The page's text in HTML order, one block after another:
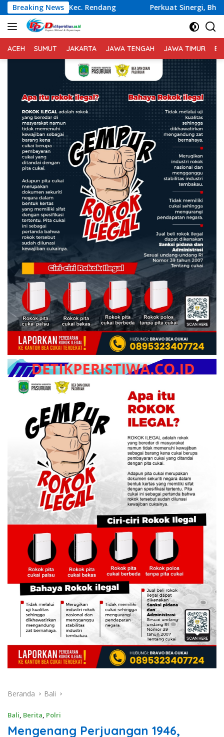
Langsung
ke
konten
Breaking News Perkuat Sinergi, Bhabinkamtibmas
ACEH SUMUT JAKARTA JAWA TENGAH JAWA TIMUR
Beranda Bali
Bali, Berita, Polri
Mengenang Perjuangan 1946,